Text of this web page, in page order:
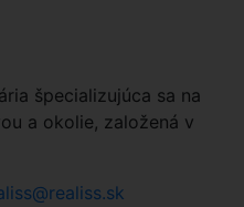
špecializujúca sa na
a okolie, založená v